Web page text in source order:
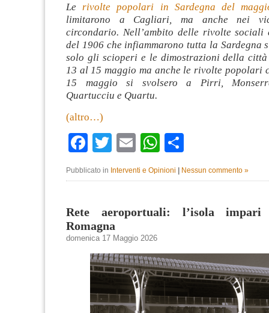
Lerivolte popolari in Sardegna del
limitarono a Cagliari, ma anche nei
circondario. Nell’ambito delle rivolte sociali
del 1906 che infiammarono tutta la Sardegna
solo gli scioperi e le dimostrazioni della
13 al 15 maggio ma anche le rivolte popolari
15 maggio si svolsero a Pirri,
Quartucciu e Quartu.
(altro…)
Facebook
TwitterEmailWhatsApp
Pubblicato in Interventi e Opinioni Nessun commento »
Rete aeroportuali: l’isola impari
Romagna
domenica 17 Maggio 2026